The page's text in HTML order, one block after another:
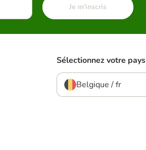
Je m'inscris
Sélectionnez votre pays
Belgique / fr